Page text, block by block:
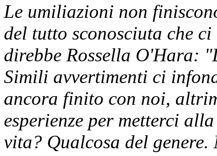
Le umiliazioni non
del tutto sconosciuta che
direbbe Rossella O'Hara:
Simili avvertimenti ci
ancora finito con noi,
esperienze per metterci
vita? Qualcosa del